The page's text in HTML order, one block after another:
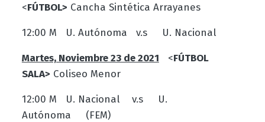
<FÚTBOL> Cancha Sintética Arrayanes
12:00 M U. Autónoma v.s U. Nacional
Martes, Noviembre 23 de 2021 <FÚTBOL
SALA> Coliseo Menor
12:00 M U. Nacional v.s U.
Autónoma (FEM)